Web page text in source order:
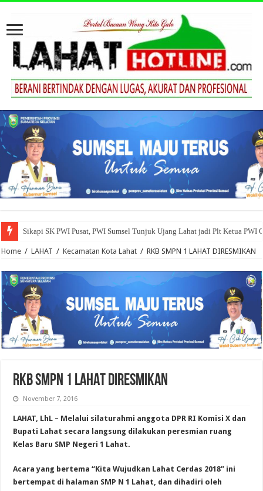
Sikapi SK PWI Pusat, PWI Sumsel Tunjuk Ujang Lahat jadi Plt Ketua PWI
Home / LAHAT / Kecamatan Kota Lahat / RKB SMPN 1 LAHAT DIRESMIKAN
RKB SMPN 1 LAHAT DIRESMIKAN
November 7, 2016
LAHAT, LhL – Melalui silaturahmi anggota DPR RI Komisi X dan
Bupati Lahat secara langsung dilakukan peresmian ruang
Kelas Baru SMP Negeri 1 Lahat.
Acara yang bertema “Kita Wujudkan Lahat Cerdas 2018” ini
bertempat di halaman SMP N 1 Lahat, dan dihadiri oleh